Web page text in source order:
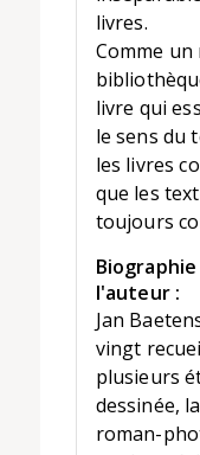
livres.
Comme un
livre qui
le sens du
les livres
que les
toujours
l'auteur :
Jan
vingt
plusieurs
dessinée,
roman-